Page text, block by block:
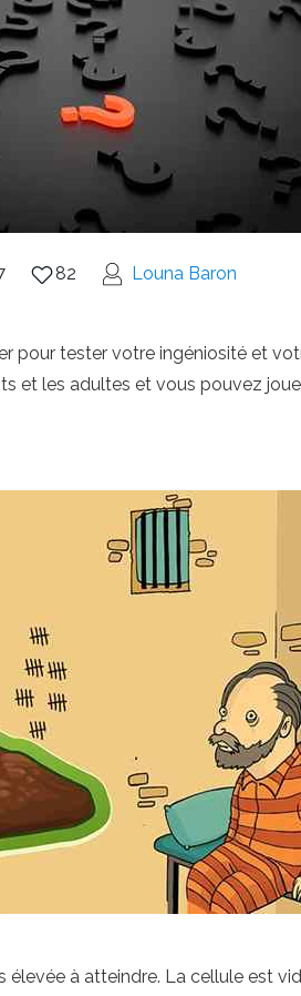
82 Louna Baron
pour tester votre ingéniosité et
et les adultes et vous pouvez
à atteindre. La cellule est